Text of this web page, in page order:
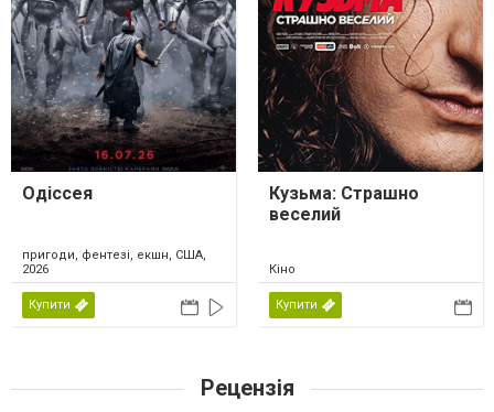
Одіссея
пригоди, фентезі, екшн, США,
2026
Купити
Кузьма: Страшно
веселий
Кіно
Купити
Рецензія